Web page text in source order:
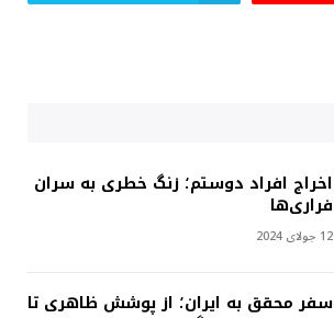
اخراج افراد دوستم؛ زنگ خطری به سران
فراری‌ها
12 جولای 2024
سفر محقق به ایران؛ از پوشش ظاهری تا